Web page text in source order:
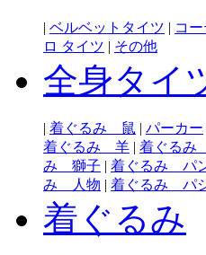
| ベルベットタイツ | コ
ロ タイツ | その他
全身タイ
| 着ぐるみ 鼠 | パーカー
着ぐるみ 羊 | 着ぐる
み 獅子 | 着ぐるみ パ
み 人物 | 着ぐるみ パ
着ぐるみ